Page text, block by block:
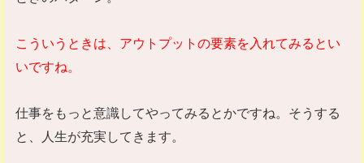
こういうときは、アウトプットの要素を入れてみるとい
いですね。
仕事をもっと意識してやってみるとかですね。そうする
と、人生が充実してきます。